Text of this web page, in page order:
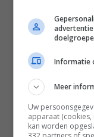
Informatie
Meer
Uw
apparaat (cookies,
kan worden